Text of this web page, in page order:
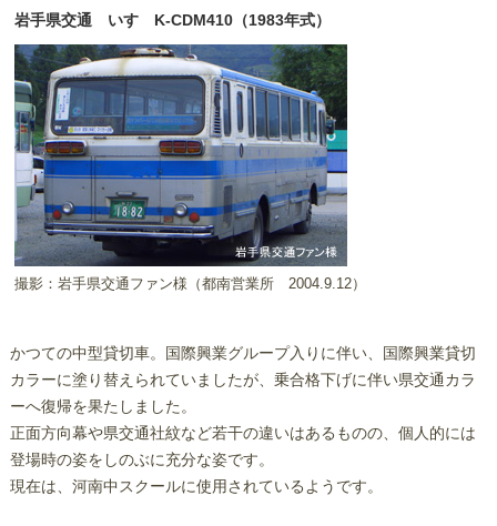
岩手県交通 いすゞK-CDM410（1983年式）
撮影：岩手県交通ファン様（都南営業所 2004.9.12）
かつての中型貸切車。国際興業グループ入りに伴い、国際興業貸切
カラーに塗り替えられていましたが、乗合格下げに伴い県交通カラ
ーへ復帰を果たしました。
正面方向幕や県交通社紋など若干の違いはあるものの、個人的には
登場時の姿をしのぶに充分な姿です。
現在は、河南中スクールに使用されているようです。